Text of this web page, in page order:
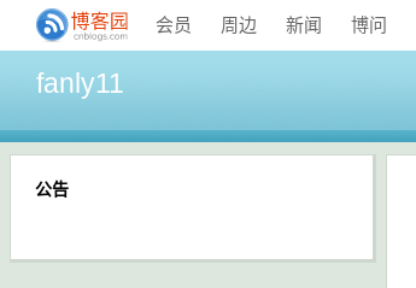
会员 周边 新闻 博问
fanly11
公告